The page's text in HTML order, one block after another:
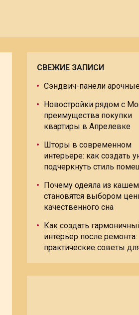
СВЕЖИЕ ЗАПИСИ
Сэндвич-панели
Новостройки рядом с
преимущества покупки
квартиры в Апрелевке
Шторы в современном
интерьере: как создать
подчеркнуть стиль
Почему одеяла из
становятся выбором
качественного сна
Как создать
интерьер после ремонта:
практические советы